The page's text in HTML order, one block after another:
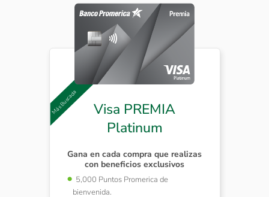
Visa PREMIA
Platinum
Gana en cada compra que realizas
con beneficios exclusivos
5,000 Puntos Promerica de
bienvenida.